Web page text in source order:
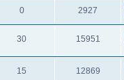
0 2927
30 15951
15 12869